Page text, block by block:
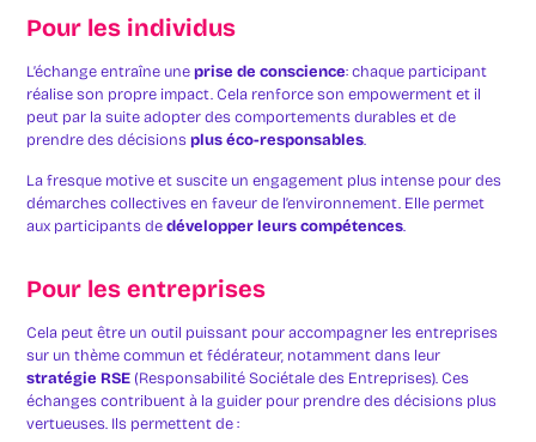
Pour les individus
L’échange entraîne uneprise de conscience: chaque participant
réalise son propre impact. Cela renforce son empowerment et il
peut par la suite adopter des comportements durables et de
prendre des décisionsplus éco-responsables.
La fresque motive et suscite un engagement plus intense pour des
démarches collectives en faveur de l’environnement. Elle permet
aux participants dedévelopper leurs compétences.
Pour les entreprises
Cela peut être un outil puissant pour accompagner les entreprises
sur un thème commun et fédérateur, notamment dans leur
stratégie RSE (Responsabilité Sociétale des Entreprises). Ces
échanges contribuent à la guider pour prendre des décisions plus
vertueuses. Ils permettent de :